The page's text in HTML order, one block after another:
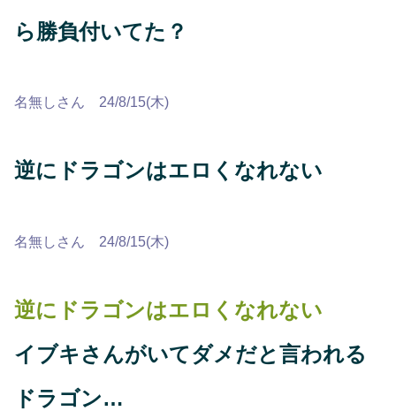
ら勝負付いてた？
名無しさん 24/8/15(木)
逆にドラゴンはエロくなれない
名無しさん 24/8/15(木)
逆にドラゴンはエロくなれない
イブキさんがいてダメだと言われる
ドラゴン…